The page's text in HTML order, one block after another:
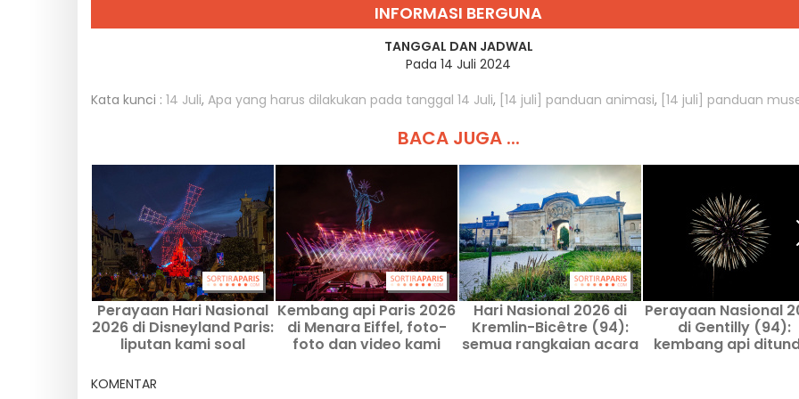
INFORMASI BERGUNA
TANGGAL DAN JADWAL
Pada 14 Juli 2024
Kata kunci : 14 Juli, Apa yang harus dilakukan pada tanggal 14 Juli, [14 juli] panduan animasi, [14 juli] panduan
BACA JUGA ...
Perayaan Hari Nasional
2026 di Disneyland Paris:
liputan kami soal
Kembang api Paris 2026
di Menara Eiffel, foto-
foto dan video kami
Hari Nasional 2026 di
Kremlin-Bicêtre (94):
semua rangkaian acara
Perayaan Nasional
di Gentilly (94):
kembang api
KOMENTAR